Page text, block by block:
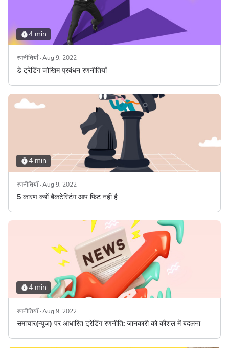
4 min
रणनीतियाँ Aug 9, 2022
डे ट्रेडिंग जोखिम प्रबंधन रणनीतियाँ
4 min
रणनीतियाँ Aug 9, 2022
5 कारण क्यों बैकटेस्टिंग आप फिट नहीं है
4 min
रणनीतियाँ Aug 9, 2022
समाचार(न्यूज़) पर आधारित ट्रेडिंग रणनीति: जानकारी को कौशल में बदलना